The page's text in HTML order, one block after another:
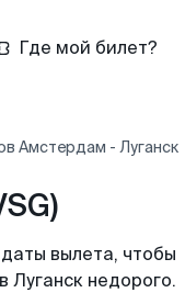
Где мой билет?
Амстердам - Луганск
вылета, чтобы
Луганск недорого.